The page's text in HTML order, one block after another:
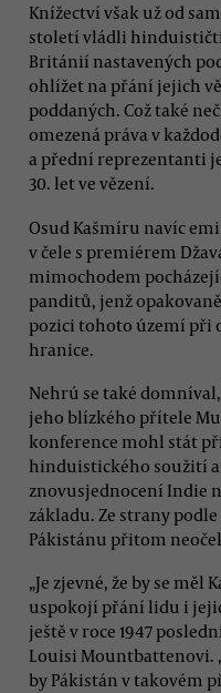
Knížectví však už od
století vládli hinduističtí
Británií nastavených
ohlížet na přání jejich
poddaných. Což také
omezená práva v
a přední reprezentanti
30. let ve vězení.
Osud Kašmíru navíc
v čele s premiérem
mimochodem
panditů, jenž
pozici tohoto území při
hranice.
Nehrú se také
jeho blízkého přítele
konference mohl stát
hinduistického soužití
znovusjednocení Indie
základu. Ze strany
Pákistánu přitom
„Je zjevné, že by se měl
uspokojí přání lidu i
ještě v roce 1947
Louisi Mountbattenovi.
by Pákistán v takovém